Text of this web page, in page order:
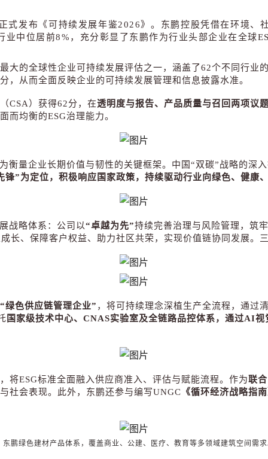
发布《可持续发展年鉴2026》。东鹏控股凭借在环境、
中位居前8%， 充分彰显了东鹏作为行业头部企业在全球
大的全球性企业可持续发展评估之一，涵盖了62个不同行业
从而全面反映企业的可持续发展管理和信息披露水准。
CSA）获得62分，在透明度与报告、产品质量与召回 两项议
而均衡的ESG治理能力。
衡量企业长期价值与韧性的关键框架。中国 “双碳”战略的深
锋”为定位，积极响应国家政策，持续驱动行业向绿色、健康
战略体系：公司以“卓越为先”持续完善治理与风险管理，筑
长、保障客户权益、助力社区共荣，实现价值链协同发展。
“绿色供应链管理企业” ，将可持续理念深植生产全流程，通过
国家级技术中心、 CNAS实验室及全链路品控体系，通过AI视
将ESG标准全面融入供应商准入、评估与赋能流程。作为联
社会表现。此外，东鹏还参与编写UNGC 《循环经济战略指
鹏绿色建材产品体系，覆盖商业、公建、医疗、教育等多领域建筑空间需